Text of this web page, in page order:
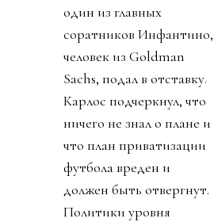
один из главных
соратников Инфантино,
человек из Goldman
Sachs, подал в отставку.
Карлос подчеркнул, что
ничего не знал о плане и
что план приватизации
футбола вреден и
должен быть отвергнут.
Политики уровня